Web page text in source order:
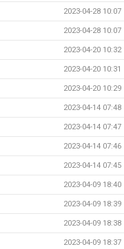
2023-04-28 10:07
2023-04-28 10:07
2023-04-20 10:32
2023-04-20 10:31
2023-04-20 10:29
2023-04-14 07:48
2023-04-14 07:47
2023-04-14 07:46
2023-04-14 07:45
2023-04-09 18:40
2023-04-09 18:39
2023-04-09 18:38
2023-04-09 18:37